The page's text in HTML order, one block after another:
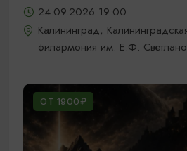
24.09.2026 19:00
Калининград,
филармония им. Е.Ф.
ОТ 1900₽